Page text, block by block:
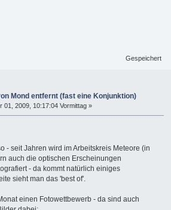
Gespeichert
Mond entfernt (fast eine Konjunktion)
01, 2009, 10:17:04 Vormittag »
- seit Jahren wird im Arbeitskreis Meteore (in
auch die optischen Erscheinungen
- da kommt natürlich einiges
sieht man das 'best of'.
einen Fotowettbewerb - da sind auch